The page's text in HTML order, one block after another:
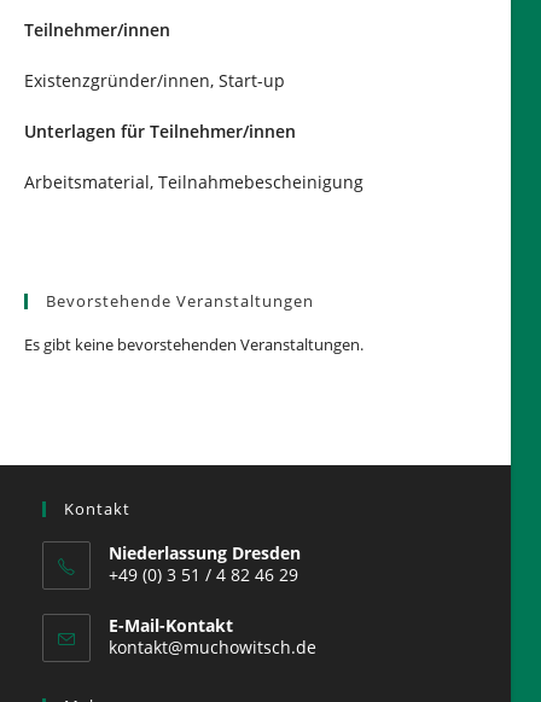
Teilnehmer/innen
Existenzgründer/innen, Start-up
Unterlagen für Teilnehmer/innen
Arbeitsmaterial, Teilnahmebescheinigung
Bevorstehende Veranstaltungen
Es gibt keine bevorstehenden Veranstaltungen.
Kontakt
Niederlassung Dresden
+49 (0) 3 51 / 4 82 46 29
E-Mail-Kontakt
kontakt@muchowitsch.de